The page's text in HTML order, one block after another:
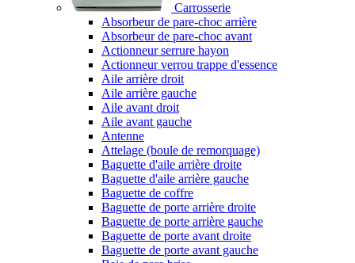
Carrosserie
Absorbeur de pare-choc arrière
Absorbeur de pare-choc avant
Actionneur serrure hayon
Actionneur verrou trappe d'essence
Aile arrière droit
Aile arrière gauche
Aile avant droit
Aile avant gauche
Antenne
Attelage (boule de remorquage)
Baguette d'aile arrière droite
Baguette d'aile arrière gauche
Baguette de coffre
Baguette de porte arrière droite
Baguette de porte arrière gauche
Baguette de porte avant droite
Baguette de porte avant gauche